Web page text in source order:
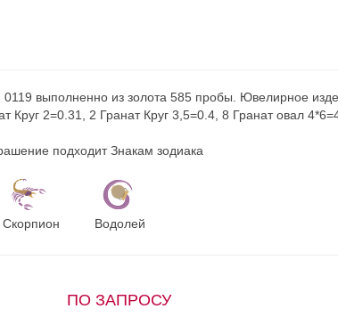
0119 выполненно из золота 585 пробы. Ювелирное
Круг 2=0.31, 2 Гранат Круг 3,5=0.4, 8 Гранат овал
подходит Знакам зодиака
Скорпион Водолей
ПО ЗАПРОСУ